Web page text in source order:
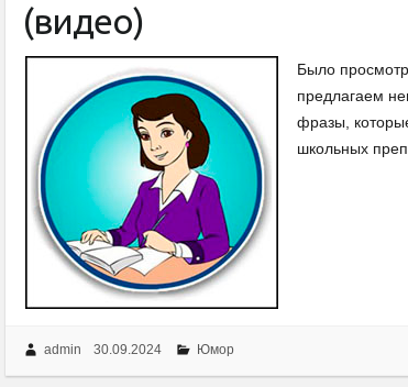
(видео)
Было
предлагаем
фразы,
школьных
admin 30.09.2024 Юмор